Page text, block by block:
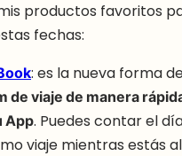
productos favoritos
fechas:
: es la nueva forma
de viaje de manera
App. Puedes contar el
viaje mientras estás